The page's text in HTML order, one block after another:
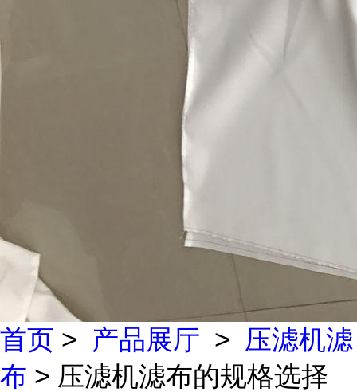
首页 > 产品展厅 > 压滤机滤
布 > 压滤机滤布的规格选择